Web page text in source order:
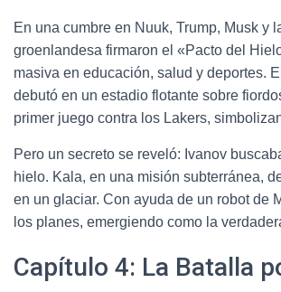
En una cumbre en Nuuk, Trump, Musk y
groenlandesa firmaron el «Pacto del
masiva en educación, salud y deportes.
debutó en un estadio flotante sobre
primer juego contra los Lakers,
Pero un secreto se reveló: Ivanov
hielo. Kala, en una misión subterránea,
en un glaciar. Con ayuda de un robot de
los planes, emergiendo como la
Capítulo 4: La Batalla